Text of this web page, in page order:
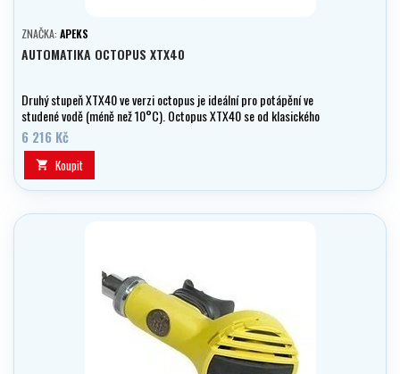
ZNAČKA: APEKS
AUTOMATIKA OCTOPUS XTX40
Druhý stupeň XTX40 ve verzi octopus je ideální pro potápění ve
studené vodě (méně než 10°C). Octopus XTX40 se od klasického
druhého stupně XTX40 liší žlutočerným barevným provedením.
Součástí octopusu je žlutá středotlaká hadice (90cm, 3/8"UNF).
6 216 Kč
 Koupit